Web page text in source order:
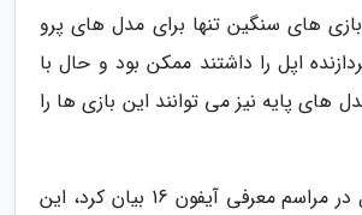
های سنگین تنها برای مدل های پرو
اپل را داشتند ممکن بود و حال با
سری 16، مدل های پایه نیز می توانند این بازی ها را
طبق چیزی که اپل در مراسم معرفی آیفون 16 بیان کرد، این